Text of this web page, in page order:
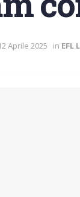
Aprile 2025 in EFL